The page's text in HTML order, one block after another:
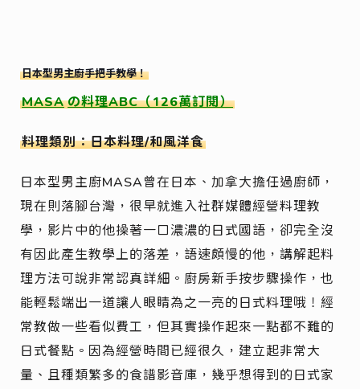
日本型男主廚手把手教學！
MASA の料理ABC（126萬訂閱）
料理類別：日本料理/和風洋食
日本型男主廚MASA曾在日本、加拿大擔任過廚師，
現在則落腳台灣，很早就進入社群媒體經營料理教
學，影片中的他操著一口濃濃的日式國語，卻完全沒
有因此產生教學上的落差，語速頗慢的他，講解起料
理方法可說非常認真詳細。廚房新手按步驟操作，也
能輕鬆端出一道讓人眼睛為之一亮的日式料理哦！經
常教做一些看似費工，但其實操作起來一點都不難的
日式餐點。因為經營時間已經很久，建立起非常大
量、且種類繁多的食譜影音庫，幾乎想得到的日式家